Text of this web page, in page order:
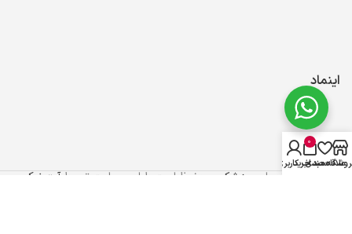
اینماد
تمام حقوق برایروز شکنمحفوظ است.طراحی سایت توسطآرت نیک
علاقه مندی
0
سبد خرید
حساب کاربری من